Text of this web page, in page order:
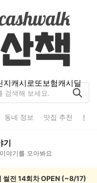
지캐시로또보험캐시딜
동네 정보 맛집 추천 분
기
이야기를 모아봐요
썰전 14회차 OPEN (~8/17)